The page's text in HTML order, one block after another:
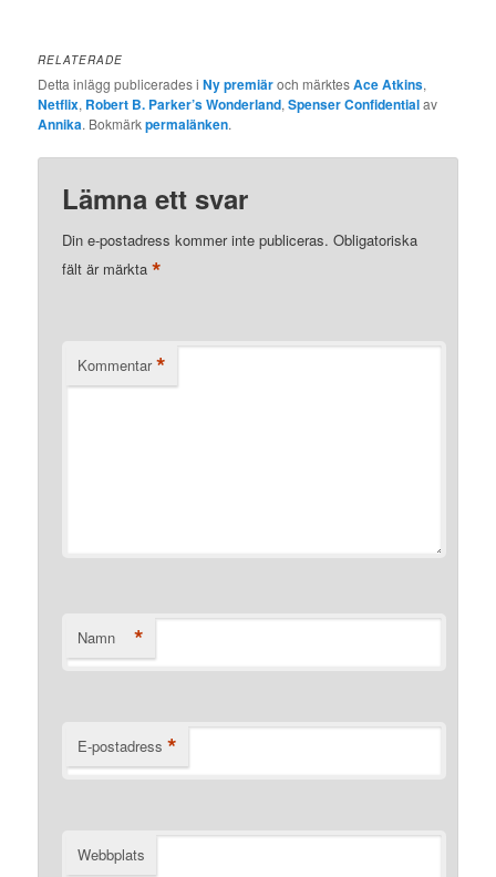
RELATERADE
Detta inlägg publicerades iNy premiäroch märktesAce Atkins,
Netflix, Robert B. Parker’s Wonderland,Spenser Confidentialav
Annika. Bokmärkpermalänken.
Lämna ett svar
Din e-postadress kommer inte publiceras. Obligatoriska
fält är märkta*
Kommentar *
Namn *
E-postadress *
Webbplats